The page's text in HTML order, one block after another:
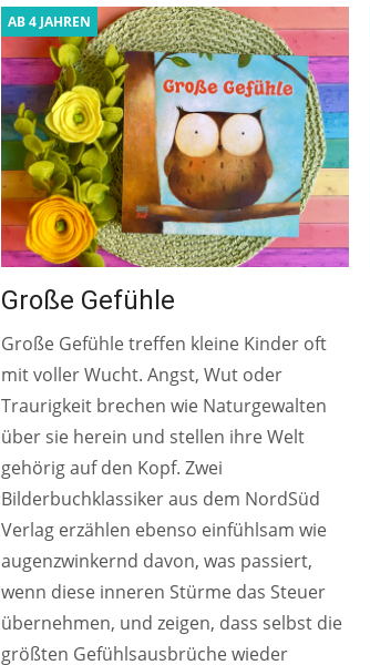
AB 4 JAHREN
Große Gefühle
Große Gefühle treffen kleine Kinder oft
mit voller Wucht. Angst, Wut oder
Traurigkeit brechen wie Naturgewalten
über sie herein und stellen ihre Welt
gehörig auf den Kopf. Zwei
Bilderbuchklassiker aus dem NordSüd
Verlag erzählen ebenso einfühlsam wie
augenzwinkernd davon, was passiert,
wenn diese inneren Stürme das Steuer
übernehmen, und zeigen, dass selbst die
größten Gefühlsausbrüche wieder